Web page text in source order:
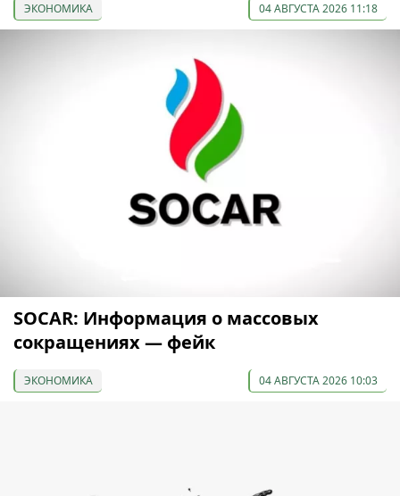
ЭКОНОМИКА 04 АВГУСТА 2026 11:18
SOCAR: Информация о массовых
сокращениях — фейк
ЭКОНОМИКА 04 АВГУСТА 2026 10:03